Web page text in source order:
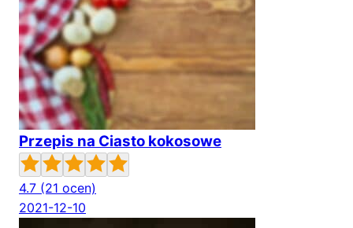
Przepis na Ciasto kokosowe
4.7 (21 ocen)
2021-12-10